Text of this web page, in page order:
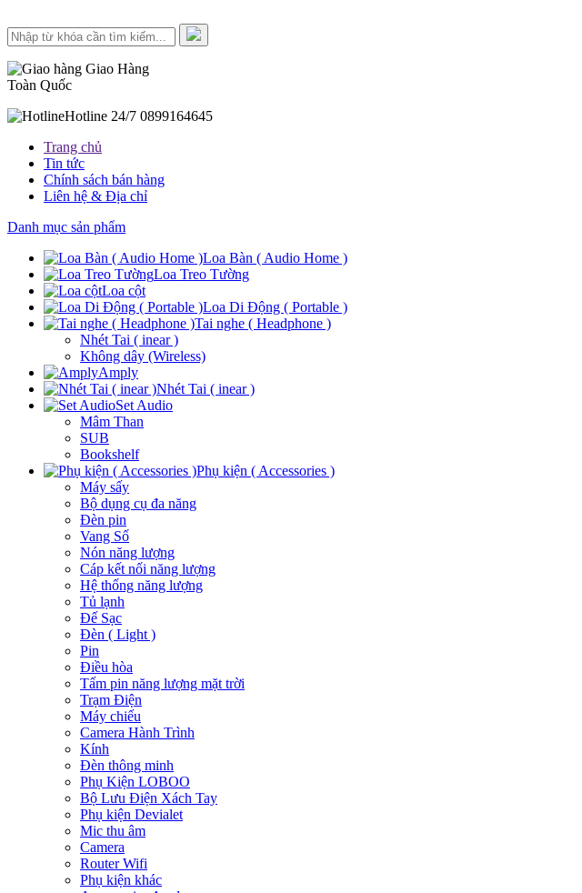
Giao Hàng
Toàn Quốc
Hotline 24/7 0899164645
Trang chủ
Tin tức
Chính sách bán hàng
Liên hệ & Địa chỉ
Danh mục sản phẩm
Loa Bàn ( Audio Home )
Loa Treo Tường
Loa cột
Loa Di Động ( Portable )
Tai nghe ( Headphone )
Nhét Tai ( inear )
Không dây (Wireless)
Amply
Nhét Tai ( inear )
Set Audio
Mâm Than
SUB
Bookshelf
Phụ kiện ( Accessories )
Máy sấy
Bộ dụng cụ đa năng
Đèn pin
Vang Số
Nón năng lượng
Cáp kết nối năng lượng
Hệ thống năng lượng
Tủ lạnh
Đế Sạc
Đèn ( Light )
Pin
Điều hòa
Tấm pin năng lượng mặt trời
Trạm Điện
Máy chiếu
Camera Hành Trình
Kính
Đèn thông minh
Phụ Kiện LOBOO
Bộ Lưu Điện Xách Tay
Phụ kiện Devialet
Mic thu âm
Camera
Router Wifi
Phụ kiện khác